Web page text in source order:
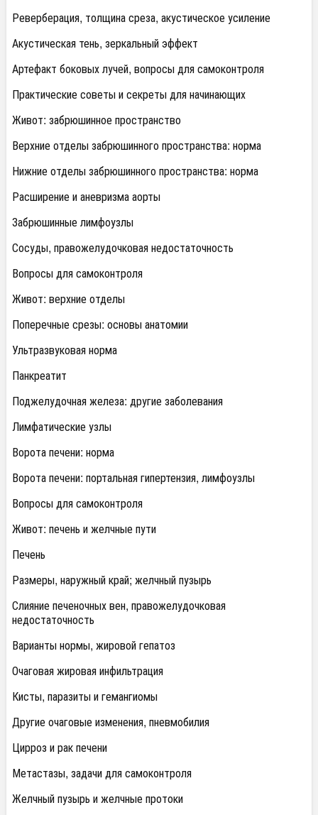
Реверберация, толщина среза, акустическое усиление
Акустическая тень, зеркальный эффект
Артефакт боковых лучей, вопросы для самоконтроля
Практические советы и секреты для начинающих
Живот: забрюшинное пространство
Верхние отделы забрюшинного пространства: норма
Нижние отделы забрюшинного пространства: норма
Расширение и аневризма аорты
Забрюшинные лимфоузлы
Сосуды, правожелудочковая недостаточность
Вопросы для самоконтроля
Живот: верхние отделы
Поперечные срезы: основы анатомии
Ультразвуковая норма
Панкреатит
Поджелудочная железа: другие заболевания
Лимфатические узлы
Ворота печени: норма
Ворота печени: портальная гипертензия, лимфоузлы
Вопросы для самоконтроля
Живот: печень и желчные пути
Печень
Размеры, наружный край; желчный пузырь
Слияние печеночных вен, правожелудочковая
недостаточность
Варианты нормы, жировой гепатоз
Очаговая жировая инфильтрация
Кисты, паразиты и гемангиомы
Другие очаговые изменения, пневмобилия
Цирроз и рак печени
Метастазы, задачи для самоконтроля
Желчный пузырь и желчные протоки